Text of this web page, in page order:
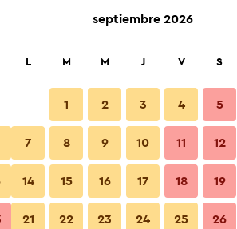
Habitación
septiembre 2026
L M M J V S
1 2 3 4 5
7 8 9 10 11 12
14 15 16 17 18 19
21 22 23 24 25 26